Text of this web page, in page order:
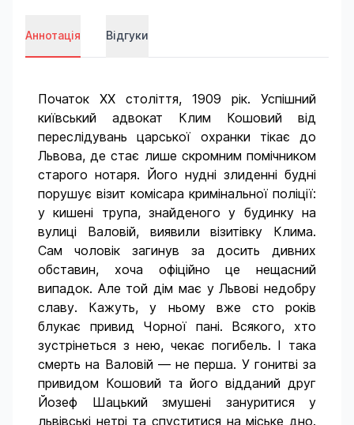
Аннотація Відгуки
Початок ХХ століття, 1909 рік. Успішний
київський адвокат Клим Кошовий від
переслідувань царської охранки тікає до
Львова, де стає лише скромним помічником
старого нотаря. Його нудні злиденні будні
порушує візит комісара кримінальної поліції:
у кишені трупа, знайденого у будинку на
вулиці Валовій, виявили візитівку Клима.
Сам чоловік загинув за досить дивних
обставин, хоча офіційно це нещасний
випадок. Але той дім має у Львові недобру
славу. Кажуть, у ньому вже сто років
блукає привид Чорної пані. Всякого, хто
зустрінеться з нею, чекає погибель. І така
смерть на Валовій — не перша. У гонитві за
привидом Кошовий та його відданий друг
Йозеф Шацький змушені зануритися у
львівські нетрі та спуститися на міське дно.